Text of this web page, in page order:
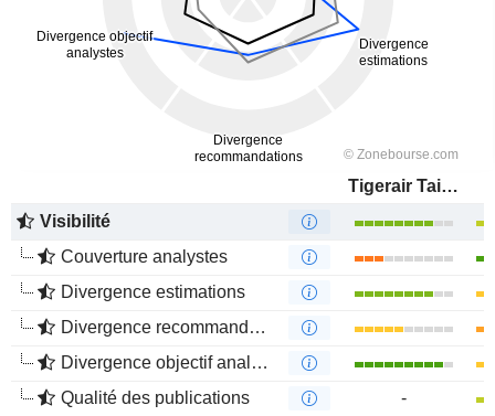
Tigerair Taiwan Co., Ltd.
Visibilité
Couverture analystes
Divergence estimations
Divergence recommandations analystes
Divergence objectif analystes
Qualité des publications
-